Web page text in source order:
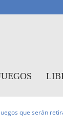
que serán